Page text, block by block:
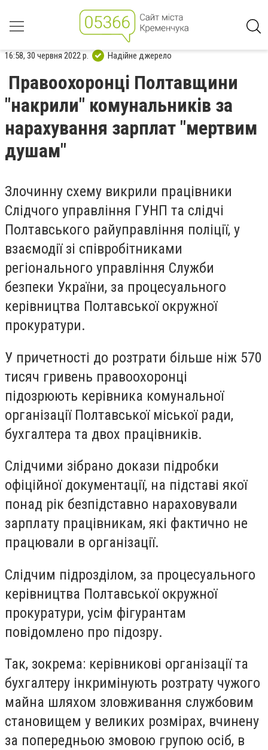
16:58, 30 червня 2022 р. Надійне джерело
Правоохоронці Полтавщини
"накрили" комунальників за
нарахування зарплат "мертвим
душам"
Злочинну схему викрили працівники
Слідчого управління ГУНП та слідчі
Полтавського райуправління поліції, у
взаємодії зі співробітниками
регіонального управління Служби
безпеки України, за процесуального
керівництва Полтавської окружної
прокуратури.
У причетності до розтрати більше ніж 570
тисяч гривень правоохоронці
підозрюють керівника комунальної
організації Полтавської міської ради,
бухгалтера та двох працівників.
Слідчими зібрано докази підробки
офіційної документації, на підставі якої
понад рік безпідставно нараховували
зарплату працівникам, які фактично не
працювали в організації.
Слідчим підрозділом, за процесуального
керівництва Полтавської окружної
прокуратури, усім фігурантам
повідомлено про підозру.
Так, зокрема: керівникові організації та
бухгалтеру інкримінують розтрату чужого
майна шляхом зловживання службовим
становищем у великих розмірах, вчинену
за попередньою змовою групою осіб, в